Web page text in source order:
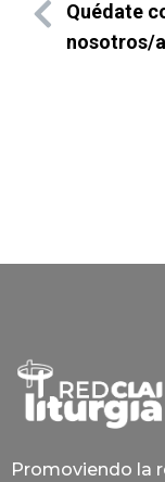
Quédate
nosotros/
Promoviendo la